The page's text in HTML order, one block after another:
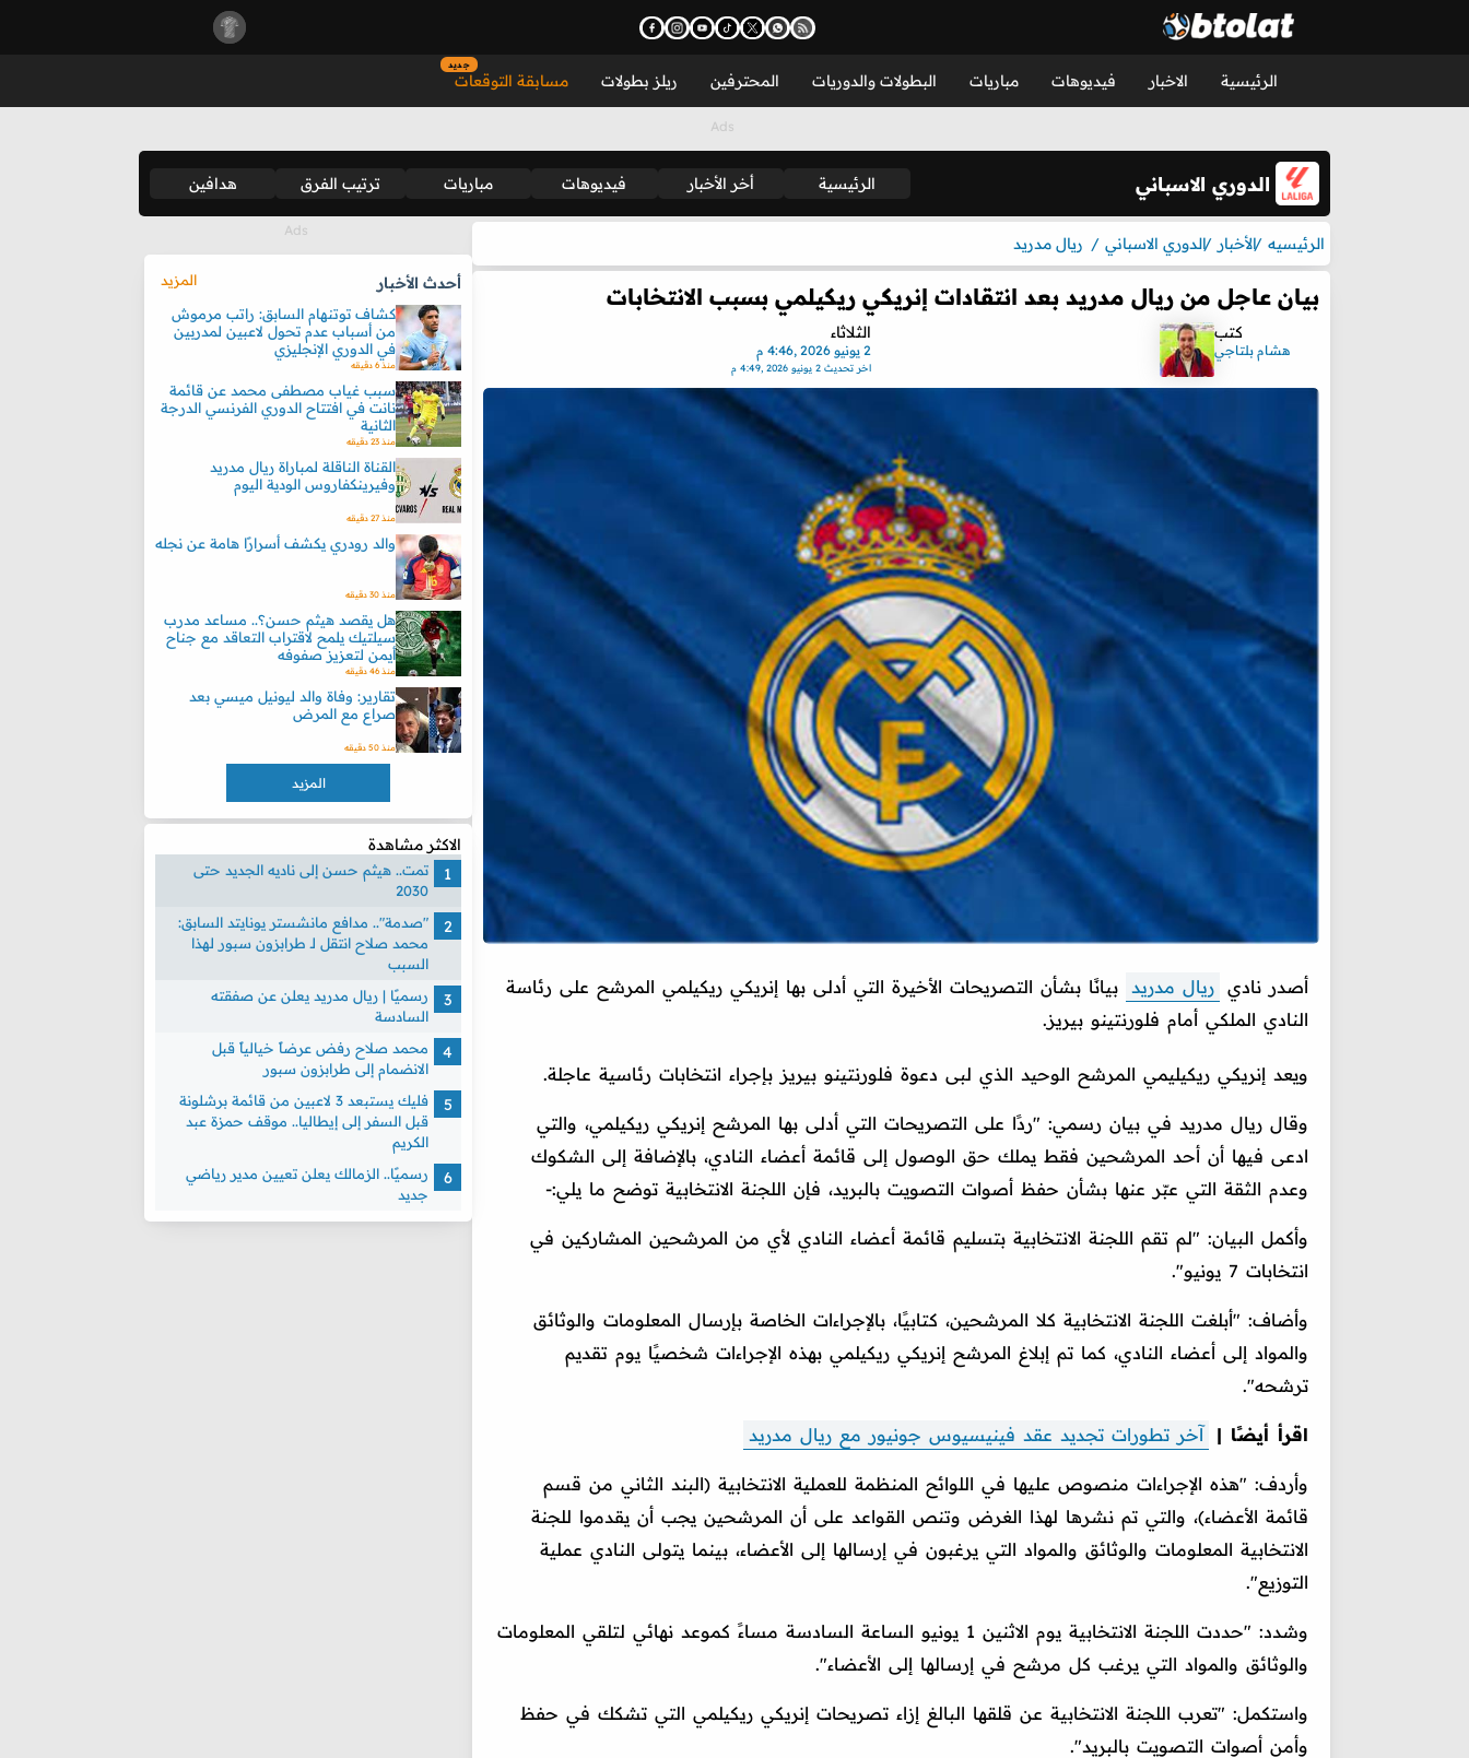
الرئيسية الاخبار فيديوهات مباريات البطولات والدوريات المحترفين ريلز بطولات مسابقة التوقعات
جديد
الدوري الاسباني الرئيسية أخر الأخبار فيديوهات مباريات ترتيب الفرق هدافين
الرئيسيه الأخبار الدوري الاسباني ريال مدريد
بيان عاجل من ريال مدريد بعد انتقادات إنريكي ريكيلمي بسبب الانتخابات
كتب
هشام بلتاجي
الثلاثاء
2 يونيو 2026 ,4:46 م
اخر تحديث 2 يونيو 2026 ,4:49 م
أصدر نادي ريال مدريد بيانًا بشأن التصريحات الأخيرة التي أدلى بها إنريكي ريكيلمي المرشح على رئاسة
النادي الملكي أمام فلورنتينو بيريز.
ويعد إنريكي ريكيليمي المرشح الوحيد الذي لبى دعوة فلورنتينو بيريز بإجراء انتخابات رئاسية عاجلة.
وقال ريال مدريد في بيان رسمي: "ردًا على التصريحات التي أدلى بها المرشح إنريكي ريكيلمي، والتي
ادعى فيها أن أحد المرشحين فقط يملك حق الوصول إلى قائمة أعضاء النادي، بالإضافة إلى الشكوك
وعدم الثقة التي عبّر عنها بشأن حفظ أصوات التصويت بالبريد، فإن اللجنة الانتخابية توضح ما يلي:-
وأكمل البيان: "لم تقم اللجنة الانتخابية بتسليم قائمة أعضاء النادي لأي من المرشحين المشاركين في
انتخابات 7 يونيو".
وأضاف: "أبلغت اللجنة الانتخابية كلا المرشحين، كتابيًا، بالإجراءات الخاصة بإرسال المعلومات والوثائق
والمواد إلى أعضاء النادي، كما تم إبلاغ المرشح إنريكي ريكيلمي بهذه الإجراءات شخصيًا يوم تقديم
ترشحه".
اقرأ أيضًا | آخر تطورات تجديد عقد فينيسيوس جونيور مع ريال مدريد
وأردف: "هذه الإجراءات منصوص عليها في اللوائح المنظمة للعملية الانتخابية (البند الثاني من قسم
قائمة الأعضاء)، والتي تم نشرها لهذا الغرض وتنص القواعد على أن المرشحين يجب أن يقدموا للجنة
الانتخابية المعلومات والوثائق والمواد التي يرغبون في إرسالها إلى الأعضاء، بينما يتولى النادي عملية
التوزيع".
وشدد: "حددت اللجنة الانتخابية يوم الاثنين 1 يونيو الساعة السادسة مساءً كموعد نهائي لتلقي المعلومات
والوثائق والمواد التي يرغب كل مرشح في إرسالها إلى الأعضاء".
واستكمل: "تعرب اللجنة الانتخابية عن قلقها البالغ إزاء تصريحات إنريكي ريكيلمي التي تشكك في حفظ
وأمن أصوات التصويت بالبريد".
أحدث الأخبار
المزيد
كشاف توتنهام السابق: راتب مرموش
من أسباب عدم تحول لاعبين لمدربين
في الدوري الإنجليزي
منذ 6 دقيقه
سبب غياب مصطفى محمد عن قائمة
نانت في افتتاح الدوري الفرنسي الدرجة
الثانية
منذ 23 دقيقه
القناة الناقلة لمباراة ريال مدريد
وفيرينكفاروس الودية اليوم
منذ 27 دقيقه
والد رودري يكشف أسرارًا هامة عن نجله
منذ 30 دقيقه
هل يقصد هيثم حسن؟.. مساعد مدرب
سيلتيك يلمح لاقتراب التعاقد مع جناح
أيمن لتعزيز صفوفه
منذ 46 دقيقه
تقارير: وفاة والد ليونيل ميسي بعد
صراع مع المرض
منذ 50 دقيقه
المزيد
الاكثر مشاهدة
تمت.. هيثم حسن إلى ناديه الجديد حتى
2030
"صدمة".. مدافع مانشستر يونايتد السابق:
محمد صلاح انتقل لـ طرابزون سبور لهذا
السبب
رسميًا | ريال مدريد يعلن عن صفقته
السادسة
محمد صلاح رفض عرضاً خيالياً قبل
الانضمام إلى طرابزون سبور
فليك يستبعد 3 لاعبين من قائمة برشلونة
قبل السفر إلى إيطاليا.. موقف حمزة عبد
الكريم
رسميًا.. الزمالك يعلن تعيين مدير رياضي
جديد